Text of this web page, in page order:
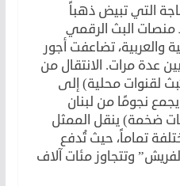
التي تبيض ذهباً
منصات البث الرقمي
والعربية، تضاعفت أجور
عدة مرات. الانتقال من
لقنوات محلية) إلى
نجومًا من لبنان
ضخمة) ينقل الممثل
تماماً، حيث تُدفع
وتتجاوز مئات آلاف